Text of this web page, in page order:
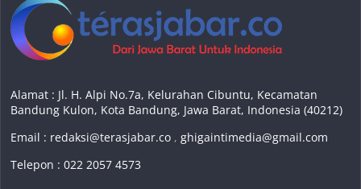
Alamat : Jl. H. Alpi No.7a, Kelurahan Cibuntu, Kecamatan
Bandung Kulon, Kota Bandung, Jawa Barat, Indonesia (40212)
Email : redaksi@terasjabar.co ,ghigaintimedia@gmail.com
Telepon : 022 2057 4573